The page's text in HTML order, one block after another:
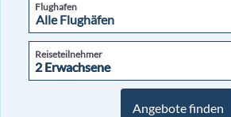
Flughafen
Reiseteilnehmer
2 Erwachsene
2 Erwachsene
Angebote finden